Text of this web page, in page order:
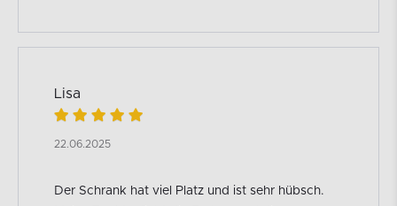
Lisa
22.06.2025
Der Schrank hat viel Platz und ist sehr hübsch.